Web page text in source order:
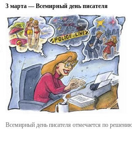
3 марта — Всемирный день писателя
Всемирный день писателя отмечается по